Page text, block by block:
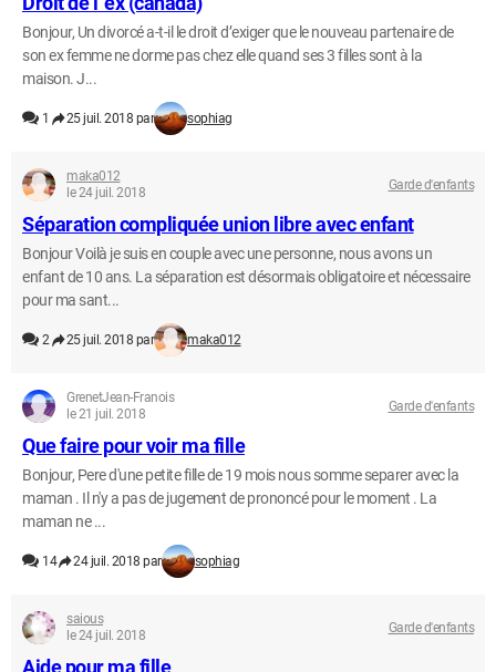
Bonjour, Un divorcé a-t-il le droit d’exiger que le nouveau partenaire de
son ex femme ne dorme pas chez elle quand ses 3 filles sont à la
maison. J...
1 25 juil. 2018 par sophiag
maka012
le 24 juil. 2018
Garde d'enfants
Séparation compliquée union libre avec enfant
Bonjour Voilà je suis en couple avec une personne, nous avons un
enfant de 10 ans. La séparation est désormais obligatoire et nécessaire
pour ma sant...
2 25 juil. 2018 par maka012
GrenetJean-Franois
le 21 juil. 2018
Garde d'enfants
Que faire pour voir ma fille
Bonjour, Pere d'une petite fille de 19 mois nous somme separer avec la
maman . Il n'y a pas de jugement de prononcé pour le moment . La
maman ne ...
14 24 juil. 2018 par sophiag
saious
le 24 juil. 2018
Garde d'enfants
Aide pour ma fille